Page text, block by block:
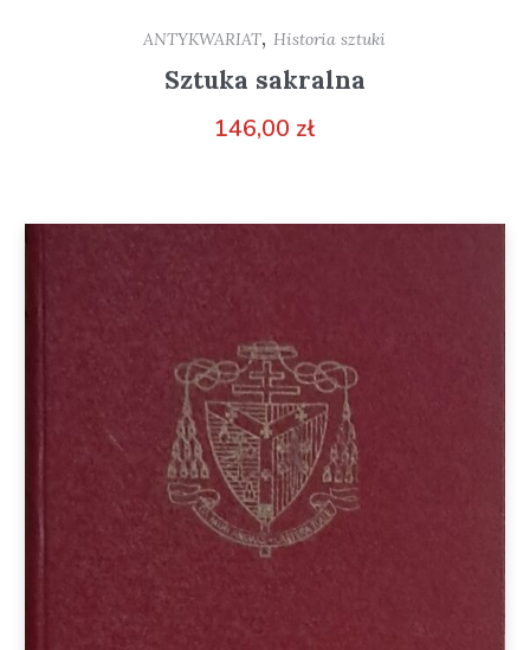
ANTYKWARIAT, Historia sztuki
Sztuka sakralna
146,00 zł